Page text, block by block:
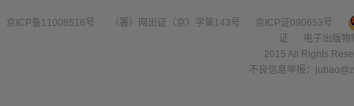
京ICP备11008516号 （署）网出证（京）字第143号
京ICP证090653号
证
电子出版
2015 All Rights
不良信息举报：